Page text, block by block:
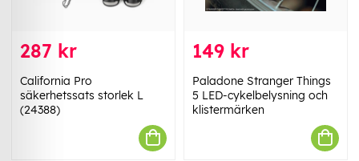
287 kr
California Pro
säkerhetssats storlek L
(24388)
149 kr
Paladone Stranger Things
5 LED-cykelbelysning och
klistermärken